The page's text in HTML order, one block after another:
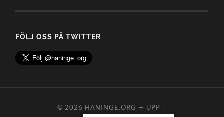
FÖLJ OSS PÅ TWITTER
© 2026 HANINGE.ORG — UPP ↑